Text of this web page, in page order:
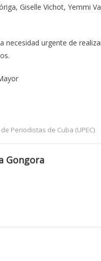
Giselle Vichot, Yemmi
necesidad urgente de
Periodistas de Cuba (UPEC)
Gongora